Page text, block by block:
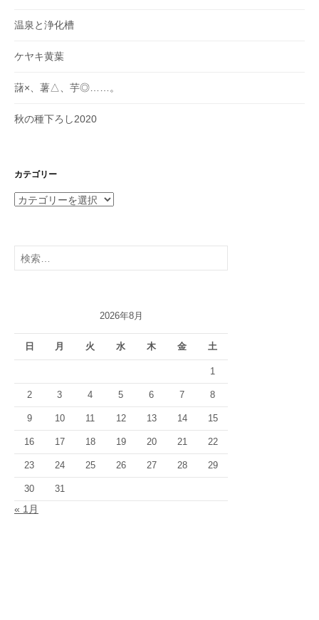
温泉と浄化槽
ケヤキ黄葉
藷×、薯△、芋◎……。
秋の種下ろし2020
カテゴリー
カ
リ
ー
検
索:
2026年8月
日 月 火 水 木 金 土
1
2 3 4 5 6 7 8
9 10 11 12 13 14 15
16 17 18 19 20 21 22
23 24 25 26 27 28 29
30 31
« 1月